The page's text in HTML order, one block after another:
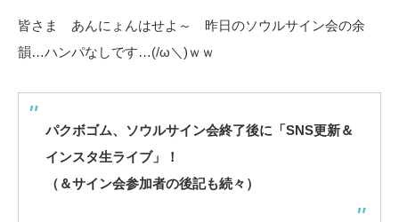
皆さま あんにょんはせよ～ 昨日のソウルサイン会の余
韻…ハンパなしです…(/ω＼)ｗｗ
パクボゴム、ソウルサイン会終了後に「SNS更新＆
インスタ生ライブ」！
（＆サイン会参加者の後記も続々）